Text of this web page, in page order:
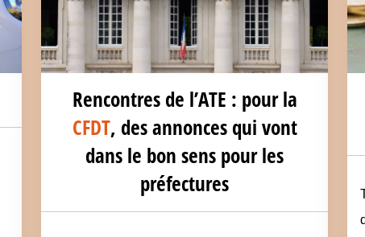
Rencontres de l’ATE : pour la
CFDT, des annonces qui vont
dans le bon sens pour les
préfectures